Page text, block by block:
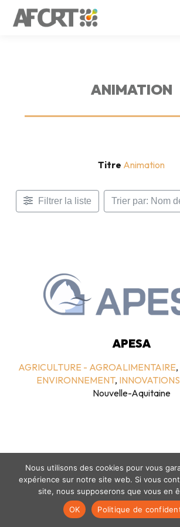
ANIMATION
Titre Animation
Filtrer la liste Trier par: Nom
APESA
AGRICULTURE - AGROALIMENTAIRE,
ENVIRONNEMENT,
Nouvelle-Aquitaine
Mentions légales - politique de confidentialité
Nous utilisons des cookies pour vous
expérience sur notre site web. Si vous
site, nous supposerons que vous en
OK
Politique de